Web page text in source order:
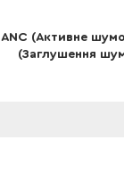
ANC (Активне
(Заглушення